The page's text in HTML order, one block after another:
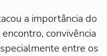
a importância do
convivência
entre os